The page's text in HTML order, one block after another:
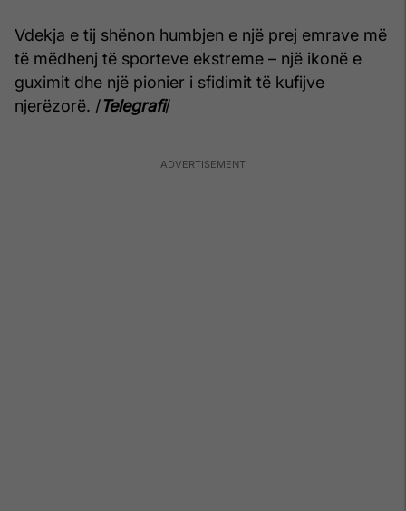
Vdekja e tij shënon humbjen e një prej emrave më
të mëdhenj të sporteve ekstreme – një ikonë e
guximit dhe një pionier i sfidimit të kufijve
njerëzorë. /Telegrafi/